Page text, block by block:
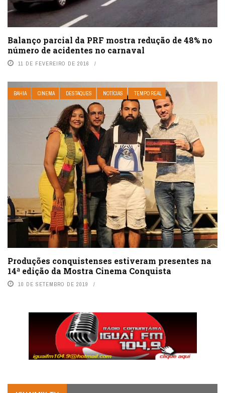
Balanço parcial da PRF mostra redução de 48% no
número de acidentes no carnaval
11 DE FEVEREIRO DE 2016
BAHIA CINEMA DESTAQUES NOTÍCIAS TEMPO REAL
Produções conquistenses estiveram presentes na
14ª edição da Mostra Cinema Conquista
10 DE SETEMBRO DE 2019